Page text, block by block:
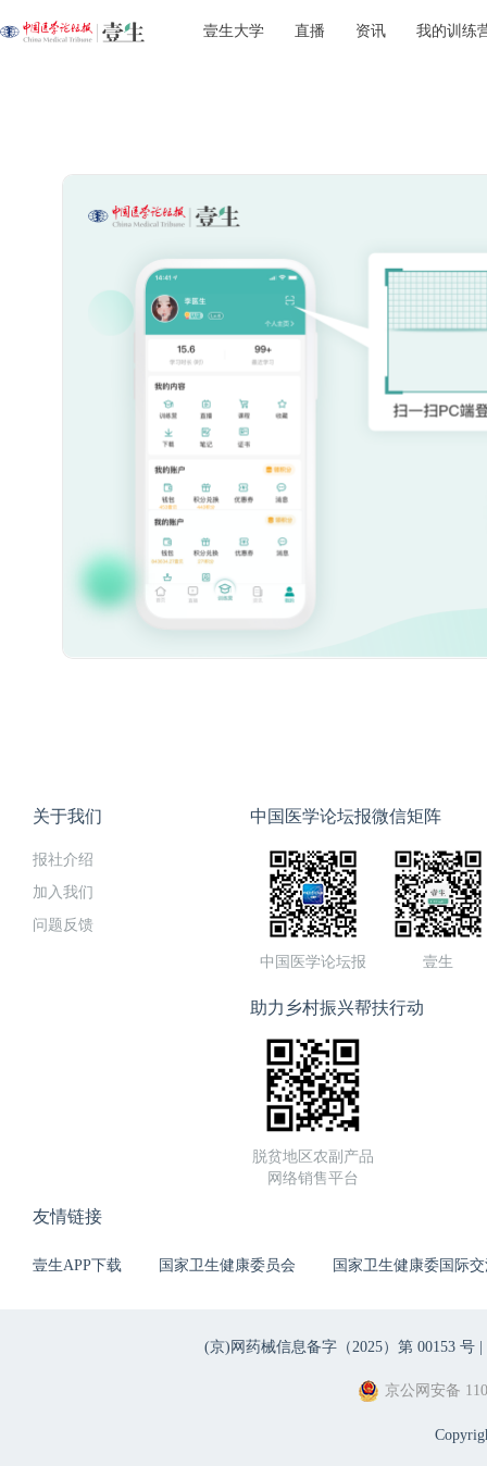
壹生大学 直播 资讯 我的训练
关于我们
报社介绍
加入我们
问题反馈
中国医学论坛报微信矩阵
中国医学论坛报 壹生
助力乡村振兴帮扶行动
脱贫地区农副产品
网络销售平台
友情链接
壹生APP下载 国家卫生健康委员会 国家卫生健康委国际
(京)网药械信息备字（2025）第 00153 号 |
京公网安备